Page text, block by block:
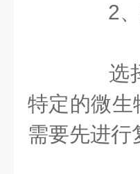
2、
选择
特定的微生
需要先进行